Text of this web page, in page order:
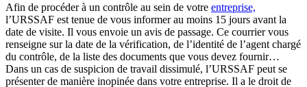
Afin de procéder à un contrôle au sein de votre entreprise,
l’URSSAF est tenue de vous informer au moins 15 jours avant la
date de visite. Il vous envoie un avis de passage. Ce courrier vous
renseigne sur la date de la vérification, de l’identité de l’agent chargé
du contrôle, de la liste des documents que vous devez fournir…
Dans un cas de suspicion de travail dissimulé, l’URSSAF peut se
présenter de manière inopinée dans votre entreprise. Il a le droit de